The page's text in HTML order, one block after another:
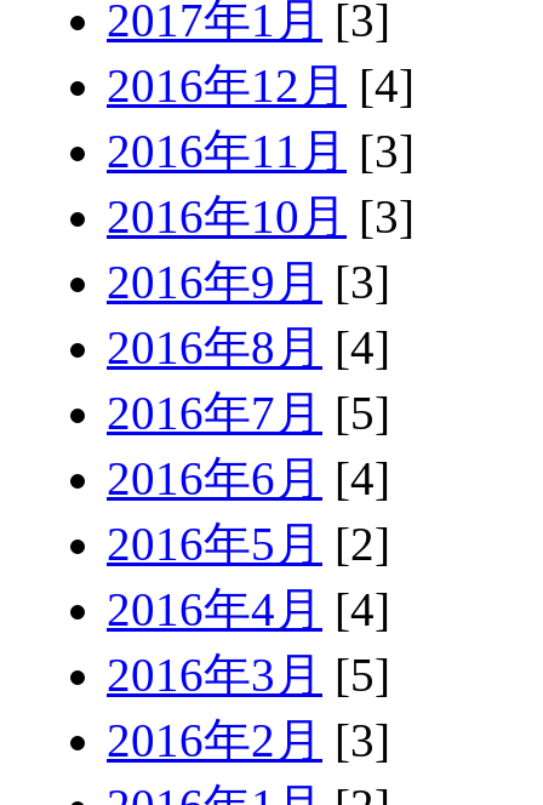
2017年1月 [3]
2016年12月 [4]
2016年11月 [3]
2016年10月 [3]
2016年9月 [3]
2016年8月 [4]
2016年7月 [5]
2016年6月 [4]
2016年5月 [2]
2016年4月 [4]
2016年3月 [5]
2016年2月 [3]